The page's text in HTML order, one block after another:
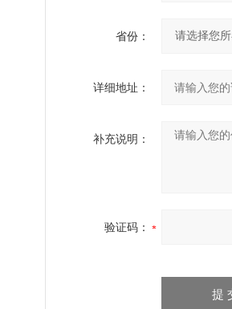
省份：
详细地址：
补充说明：
验证码：